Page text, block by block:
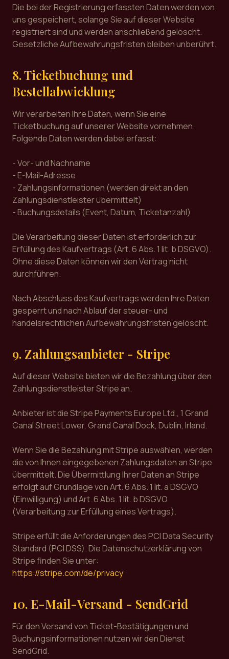
Die bei der Registrierung erfassten Daten werden von
uns gespeichert, solange Sie auf dieser Website
registriert sind und werden anschließend gelöscht.
Gesetzliche Aufbewahrungsfristen bleiben unberührt.
8. Ticketbuchung und
Bestellabwicklung
Wir verarbeiten Ihre Daten, wenn Sie eine
Ticketbuchung auf unserer Website vornehmen.
Folgende Daten werden dabei erfasst:
- Vor- und Nachname
- E-Mail-Adresse
- Zahlungsinformationen (werden direkt an den
Zahlungsdienstleister übermittelt)
- Buchungsdetails (Event, Datum, Ticketanzahl)
Die Verarbeitung dieser Daten ist erforderlich zur
Erfüllung des Kaufvertrags (Art. 6 Abs. 1 lit. b DSGVO).
Ohne diese Daten können wir den Vertrag nicht
durchführen.
Nach Abschluss des Kaufvertrags werden Ihre Daten
gesperrt und nach Ablauf der steuer- und
handelsrechtlichen Aufbewahrungsfristen gelöscht.
9. Zahlungsanbieter - Stripe
Auf dieser Website bieten wir die Bezahlung über den
Zahlungsdienstleister Stripe an.
Anbieter ist die Stripe Payments Europe Ltd., 1 Grand
Canal Street Lower, Grand Canal Dock, Dublin, Irland.
Wenn Sie die Bezahlung mit Stripe auswählen, werden
die von Ihnen eingegebenen Zahlungsdaten an Stripe
übermittelt. Die Übermittlung Ihrer Daten an Stripe
erfolgt auf Grundlage von Art. 6 Abs. 1 lit. a DSGVO
(Einwilligung) und Art. 6 Abs. 1 lit. b DSGVO
(Verarbeitung zur Erfüllung eines Vertrags).
Stripe erfüllt die Anforderungen des PCI Data Security
Standard (PCI DSS). Die Datenschutzerklärung von
Stripe finden Sie unter:
https://stripe.com/de/privacy
10. E-Mail-Versand - SendGrid
Für den Versand von Ticket-Bestätigungen und
Buchungsinformationen nutzen wir den Dienst
SendGrid.